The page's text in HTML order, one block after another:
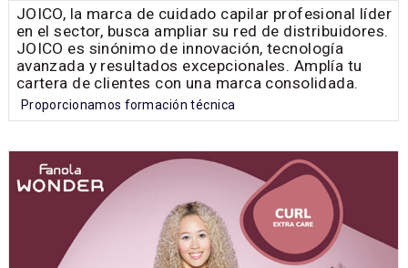
JOICO, la marca de cuidado capilar profesional líder
en el sector, busca ampliar su red de distribuidores.
JOICO es sinónimo de innovación, tecnología
avanzada y resultados excepcionales. Amplía tu
cartera de clientes con una marca consolidada.
Proporcionamos formación técnica